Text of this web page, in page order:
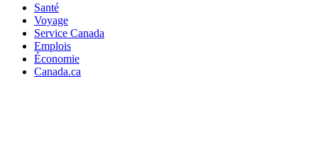
Santé
Voyage
Service Canada
Emplois
Économie
Canada.ca